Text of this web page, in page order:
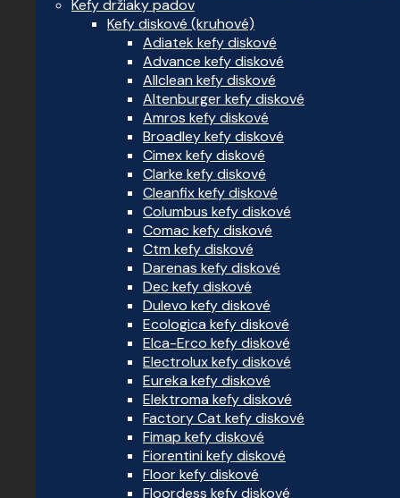
Kefy držiaky padov
Kefy diskové (kruhové)
Adiatek kefy diskové
Advance kefy diskové
Allclean kefy diskové
Altenburger kefy diskové
Amros kefy diskové
Broadley kefy diskové
Cimex kefy diskové
Clarke kefy diskové
Cleanfix kefy diskové
Columbus kefy diskové
Comac kefy diskové
Ctm kefy diskové
Darenas kefy diskové
Dec kefy diskové
Dulevo kefy diskové
Ecologica kefy diskové
Elca-Erco kefy diskové
Electrolux kefy diskové
Eureka kefy diskové
Elektroma kefy diskové
Factory Cat kefy diskové
Fimap kefy diskové
Fiorentini kefy diskové
Floor kefy diskové
Floordess kefy diskové